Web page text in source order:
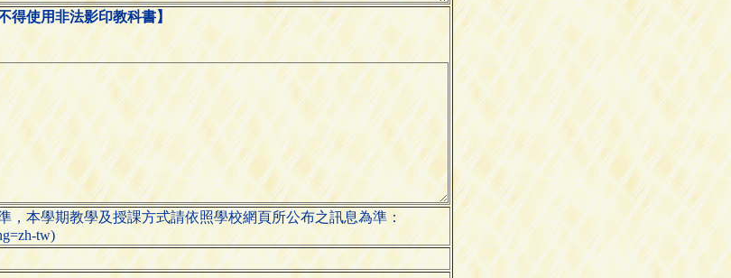
得使用非法影印教科書】
，本學期教學及授課方式請依照學校網頁所公布之訊息為準：
tw)